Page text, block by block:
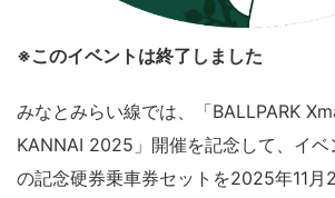
※このイベントは終了しました
みなとみらい線では、「BALLPARK
KANNAI 2025」開催を記念して、イベ
の記念硬券乗車券セットを2025年11月